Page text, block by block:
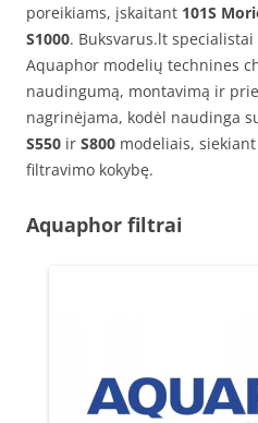
poreikiams, įskaitant 101S
S1000. Buksvarus.lt
Aquaphor modelių technines
naudingumą, montavimą ir
nagrinėjama, kodėl naudinga
S550 ir S800 modeliais,
filtravimo kokybę.
Aquaphor filtrai